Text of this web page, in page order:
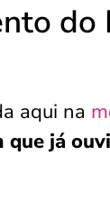
do
aqui na
já